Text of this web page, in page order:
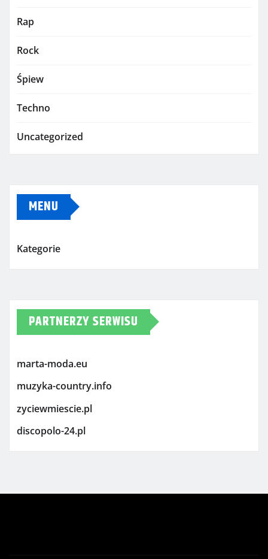
Rap
Rock
Śpiew
Techno
Uncategorized
MENU
Kategorie
PARTNERZY SERWISU
marta-moda.eu
muzyka-country.info
zyciewmiescie.pl
discopolo-24.pl